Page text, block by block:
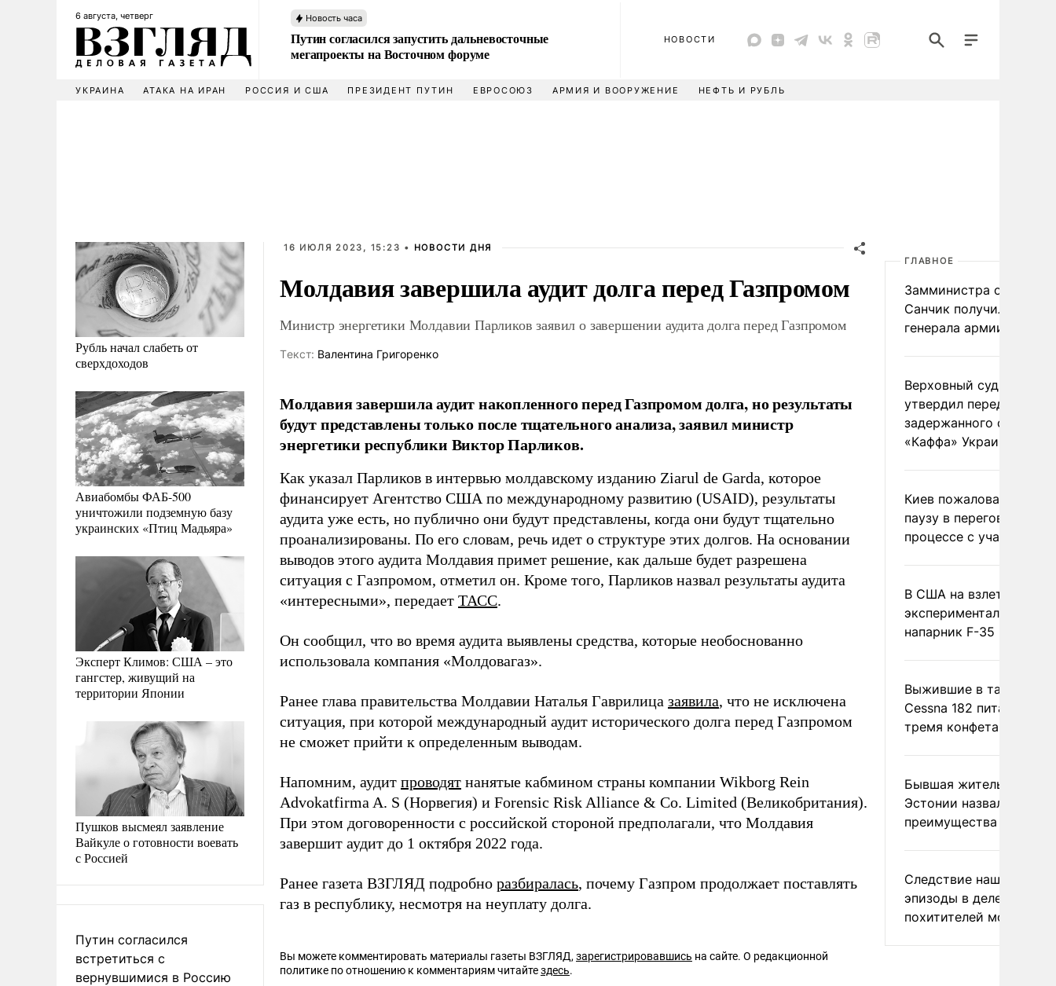
6 августа, четверг Новость часа
Путин согласился запустить дальневосточные
мегапроекты на Восточном форуме
НОВОСТИ
УКРАИНА АТАКА НА ИРАН РОССИЯ И США ПРЕЗИДЕНТ ПУТИН ЕВРОСОЮЗ АРМИЯ И ВООРУЖЕНИЕ НЕФТЬ И РУБЛЬ
Рубль начал слабеть от
сверхдоходов
Авиабомбы ФАБ-500
уничтожили подземную базу
украинских «Птиц Мадьяра»
Эксперт Климов: США – это
гангстер, живущий на
территории Японии
Пушков высмеял заявление
Вайкуле о готовности воевать
с Россией
Путин согласился
встретиться с
вернувшимися в Россию
16 ИЮЛЯ 2023, 15:23 • НОВОСТИ ДНЯ
Молдавия завершила аудит долга перед Газпромом
Министр энергетики Молдавии Парликов заявил о завершении аудита долга перед Газпромом
Tекст: Валентина Григоренко
Молдавия завершила аудит накопленного перед Газпромом долга, но результаты
будут представлены только после тщательного анализа, заявил министр
энергетики республики Виктор Парликов.
Как указал Парликов в интервью молдавскому изданию Ziarul de Garda, которое
финансирует Агентство США по международному развитию (USAID), результаты
аудита уже есть, но публично они будут представлены, когда они будут тщательно
проанализированы. По его словам, речь идет о структуре этих долгов. На основании
выводов этого аудита Молдавия примет решение, как дальше будет разрешена
ситуация с Газпромом, отметил он. Кроме того, Парликов назвал результаты аудита
«интересными», передает ТАСС.
Он сообщил, что во время аудита выявлены средства, которые необоснованно
использовала компания «Молдовагаз».
Ранее глава правительства Молдавии Наталья Гаврилица заявила, что не исключена
ситуация, при которой международный аудит исторического долга перед Газпромом
не сможет прийти к определенным выводам.
Напомним, аудит проводят нанятые кабмином страны компании Wikborg Rein
Advokatfirma A. S (Норвегия) и Forensic Risk Alliance & Co. Limited (Великобритания).
При этом договоренности с российской стороной предполагали, что Молдавия
завершит аудит до 1 октября 2022 года.
Ранее газета ВЗГЛЯД подробно разбиралась, почему Газпром продолжает поставлять
газ в республику, несмотря на неуплату долга.
Вы можете комментировать материалы газеты ВЗГЛЯД, зарегистрировавшись на сайте. О редакционной
политике по отношению к комментариям читайтездесь.
ГЛАВНОЕ
Замминистра обороны
Санчик получил звание
генерала армии
Верховный суд Швеции
утвердил передачу
задержанного
«Каффа» Украине
Киев пожаловался на
паузу в переговорном
процессе с участием
В США на взлете
экспериментальный
напарник F-35
Выжившие в тайге
Cessna 182 питались
тремя конфетами
Бывшая жительница
Эстонии назвала
преимущества России
Следствие нашло
эпизоды в деле
похитителей москвичек